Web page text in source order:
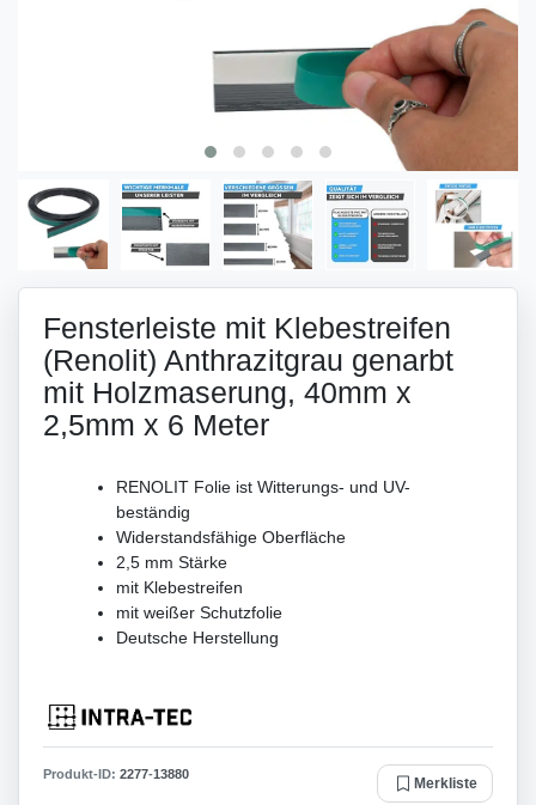
Fensterleiste mit Klebestreifen
(Renolit) Anthrazitgrau genarbt
mit Holzmaserung, 40mm x
2,5mm x 6 Meter
RENOLIT Folie ist Witterungs- und UV-
beständig
Widerstandsfähige Oberfläche
2,5 mm Stärke
mit Klebestreifen
mit weißer Schutzfolie
Deutsche Herstellung
Produkt-ID: 2277-13880
Merkliste